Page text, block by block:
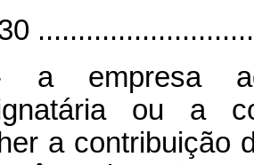
empresa
ou a
a contribuição